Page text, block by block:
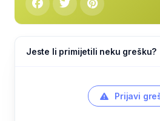
Jeste li primijetili neku grešku?
Prijavi